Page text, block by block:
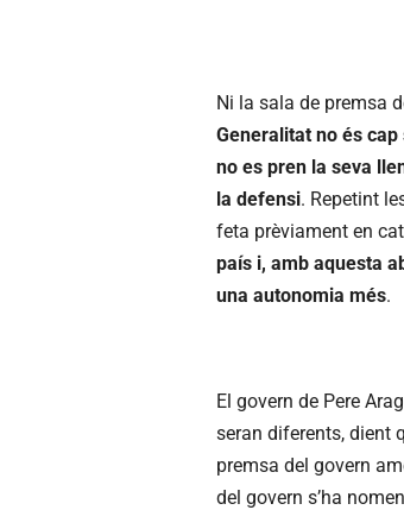
Ni la sala de premsa
Generalitat no és cap
no es pren la seva
la defensi. Repetint
feta prèviament en
país i, amb aquesta
una autonomia més.
El govern de Pere
seran diferents, dient
premsa del govern
del govern s’ha